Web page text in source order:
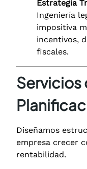
Estrategia
Ingeniería
impositiva
incentivos,
fiscales.
Servicios
Diseñamos
empresa crecer
rentabilidad.